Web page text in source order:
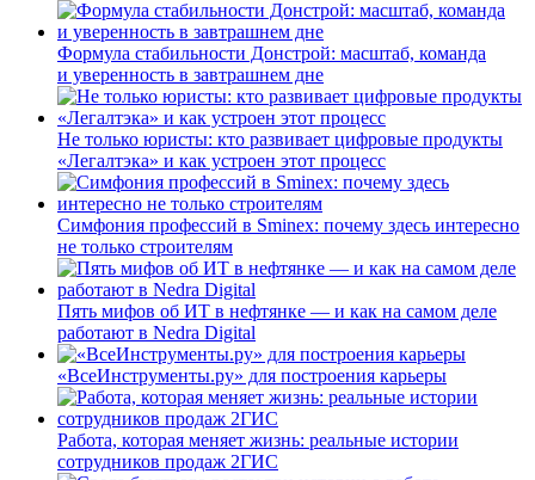
Формула стабильности Донстрой: масштаб, команда
и уверенность в завтрашнем дне
Не только юристы: кто развивает цифровые продукты
«Легалтэка» и как устроен этот процесс
Симфония профессий в Sminex: почему здесь интересно
не только строителям
Пять мифов об ИТ в нефтянке — и как на самом деле
работают в Nedra Digital
«ВсеИнструменты.ру» для построения карьеры
Работа, которая меняет жизнь: реальные истории
сотрудников продаж 2ГИС